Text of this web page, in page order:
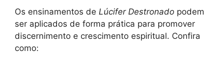
Os ensinamentos de Lúcifer Destronado podem
ser aplicados de forma prática para promover
discernimento e crescimento espiritual. Confira
como: